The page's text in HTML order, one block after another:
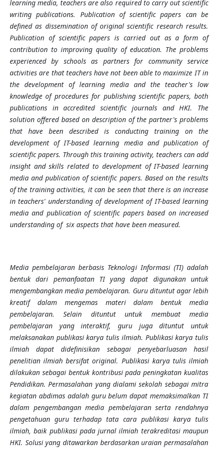
learning media, teachers are also required to carry out scientific
writing publications. Publication of scientific papers can be
defined as dissemination of original scientific research results.
Publication of scientific papers is carried out as a form of
contribution to improving quality of education. The problems
experienced by schools as partners for community service
activities are that teachers have not been able to maximize IT in
the development of learning media and the teacher's low
knowledge of procedures for publishing scientific papers, both
publications in accredited scientific journals and HKI. The
solution offered based on description of the partner's problems
that have been described is conducting training on the
development of IT-based learning media and publication of
scientific papers. Through this training activity, teachers can add
insight and skills related to development of IT-based learning
media and publication of scientific papers. Based on the results
of the training activities, it can be seen that there is an increase
in teachers' understanding of development of IT-based learning
media and publication of scientific papers based on increased
understanding of six aspects that have been measured.
Media pembelajaran berbasis Teknologi Informasi (TI) adalah
bentuk dari pemanfaatan TI yang dapat digunakan untuk
mengembangkan media pembelajaran. Guru dituntut agar lebih
kreatif dalam mengemas materi dalam bentuk media
pembelajaran.
Selain dituntut untuk membuat media
pembelajaran yang interaktif, guru juga dituntut untuk
melaksanakan publikasi karya tulis ilmiah. Publikasi karya tulis
ilmiah dapat didefinisikan sebagai penyebarluasan hasil
penelitian ilmiah bersifat original. Publikasi karya tulis ilmiah
dilakukan sebagai bentuk kontribusi pada peningkatan kualitas
Pendidikan. Permasalahan yang dialami sekolah sebagai mitra
kegiatan abdimas adalah guru belum dapat memaksimalkan TI
dalam pengembangan media pembelajaran serta rendahnya
pengetahuan guru terhadap tata cara publikasi karya tulis
ilmiah, baik publikasi pada jurnal ilmiah terakreditasi maupun
HKI. Solusi yang ditawarkan berdasarkan uraian permasalahan